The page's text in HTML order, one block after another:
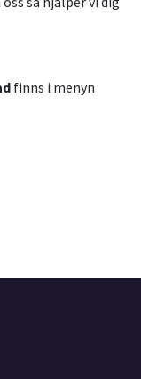
finns i menyn